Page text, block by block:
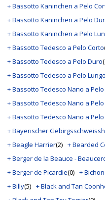
+ Bassotto Kaninchen a Pelo
+ Bassotto Kaninchen a Pelo
+ Bassotto Kaninchen a Pelo
+ Bassotto Tedesco a Pelo Corto
+ Bassotto Tedesco a Pelo Duro
+ Bassotto Tedesco a Pelo Lungo
+ Bassotto Tedesco Nano a
+ Bassotto Tedesco Nano a
+ Bassotto Tedesco Nano a
+ Bayerischer
+ Beagle Harrier(2) + Bearded
+ Berger de la Beauce -
+ Berger de Picardie(0) +
+ Billy(5) + Black and Tan